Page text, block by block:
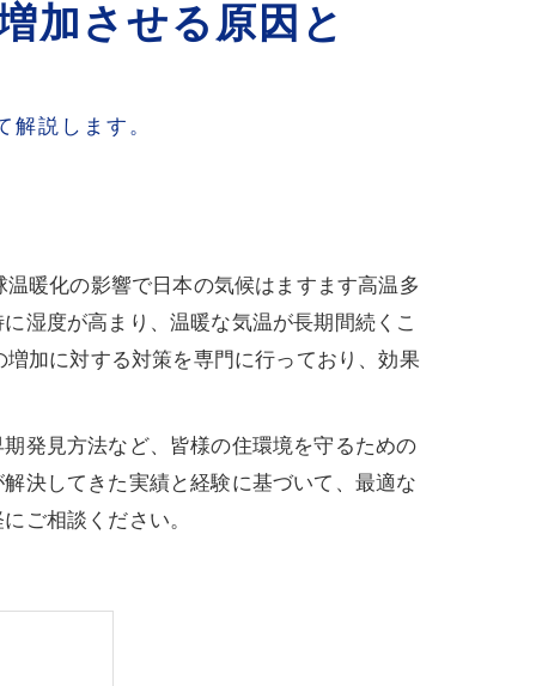
加させる原因と
説します。
暖化の影響で日本の気候はますます高温多
湿度が高まり、温暖な気温が長期間続くこ
加に対する対策を専門に行っており、効果
発見方法など、皆様の住環境を守るための
決してきた実績と経験に基づいて、最適な
ご相談ください。